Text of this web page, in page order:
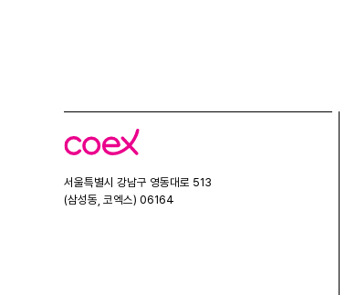
코
엑
서울특별시 강남구 영동대로 513
(삼성동, 코엑스) 06164